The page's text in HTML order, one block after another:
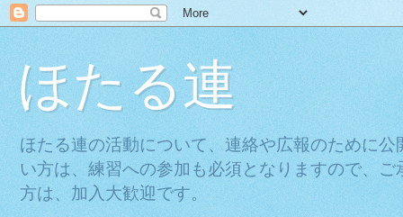
ほたる連
ほたる連の活動について、連絡や広報のために
い方は、練習への参加も必須となりますので、
方は、加入大歓迎です。